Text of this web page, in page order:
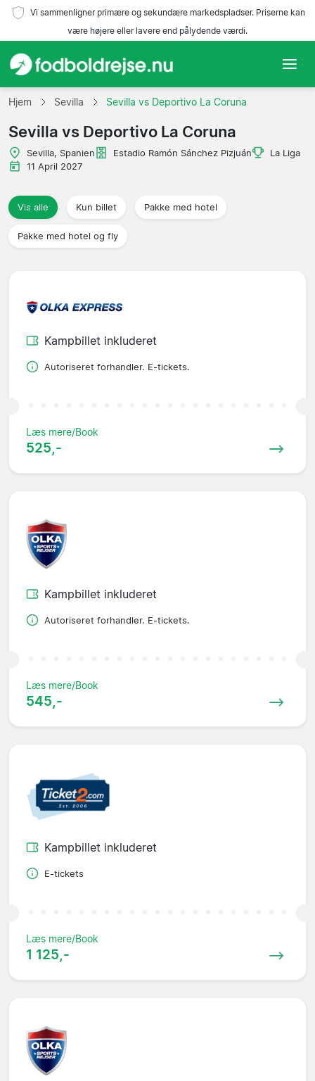
Vi sammenligner primære og sekundære markedspladser. Priserne kan
være højere eller lavere end pålydende værdi.
Hjem
Hold
Ligaer
Rejsebureauer
Hjem Sevilla Sevilla vs Deportivo La Coruna
Sevilla vs Deportivo La Coruna
Sevilla, Spanien Estadio Ramón Sánchez Pizjuán
La Liga
11 April 2027
Vis alle Kun billet Pakke med hotel
Pakke med hotel og fly
Kampbillet inkluderet
Autoriseret forhandler. E-tickets.
Læs mere/Book
525,-
Kampbillet inkluderet
Autoriseret forhandler. E-tickets.
Læs mere/Book
545,-
Kampbillet inkluderet
E-tickets
Læs mere/Book
1 125,-